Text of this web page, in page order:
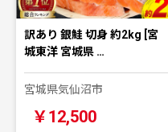
訳あり 銀鮭 切身 約2kg [宮
城東洋 宮城県 …
宮城県気仙沼市
￥12,500